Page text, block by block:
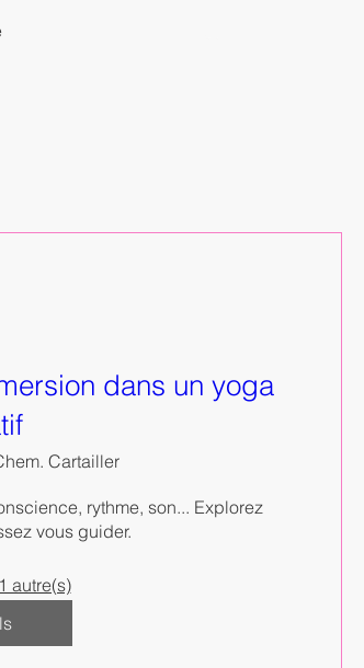
dans un yoga
Cartailler
rythme, son... Explorez
vous guider.
autre(s)